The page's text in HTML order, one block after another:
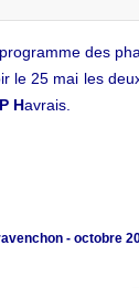
des
le 25 mai les
Havrais.
- octobre